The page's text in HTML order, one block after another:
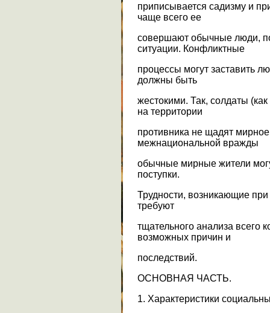
приписывается садизму и
чаще всего ее
совершают обычные люди,
ситуации. Конфликтные
процессы могут заставить
должны быть
жестокими. Так, солдаты
на территории
противника не щадят
межнациональной вражды
обычные мирные жители
поступки.
Трудности, возникающие
требуют
тщательного анализа всего
возможных причин и
последствий.
ОСНОВНАЯ ЧАСТЬ.
1. Характеристики